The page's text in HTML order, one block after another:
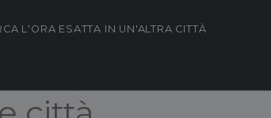
L'ORA ESATTA IN UN'ALTRA CITTÀ